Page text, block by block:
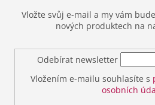
Vložte svůj e-mail a my vám
nových produktech na
Odebírat newsletter
Vložením e-mailu souhlasíte s
osobních